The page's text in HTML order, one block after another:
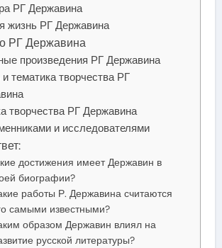
РГ Державина
жизнь РГ Державина
РГ Державина
произведения РГ Державина
тематика творчества РГ
творчества РГ Державина
и исследователями
достижения имеет Державин в
биографии?
работы Р. Державина считаются
самыми известными?
образом Державин влиял на
русской литературы?